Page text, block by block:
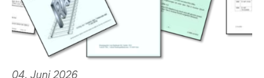
04. Juni 2026